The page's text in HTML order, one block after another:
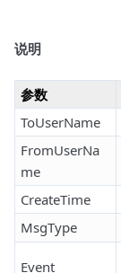
说明
参数
ToUserName
FromUserNa
me
CreateTime
MsgType
Event